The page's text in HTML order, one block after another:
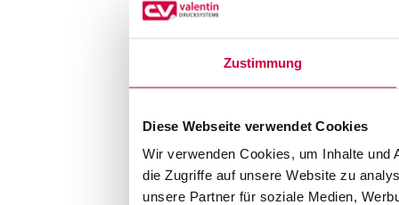
Zustimmung
Diese Webseite verwendet Cookies
Wir verwenden Cookies, um Inhalte und
die Zugriffe auf unsere Website zu
unsere Partner für soziale Medien,